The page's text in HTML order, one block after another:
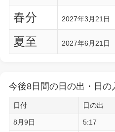
春分
2027年3月21日
夏至
2027年6月21日
今後8日間の日の出・日の
日付 日の出
8月9日 5:17